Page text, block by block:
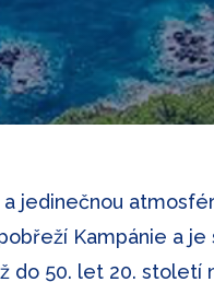
jedinečnou
Kampánie a
50. let 20. století